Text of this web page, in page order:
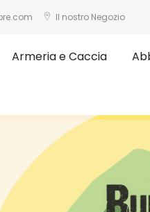
Il nostro Negozio
Armeria e Caccia